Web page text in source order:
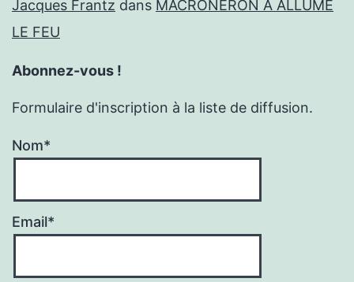
Jacques Frantz dans MACRONÉRON A ALLUMÉ
LE FEU
Abonnez-vous !
Formulaire d'inscription à la liste de diffusion.
Nom*
Email*